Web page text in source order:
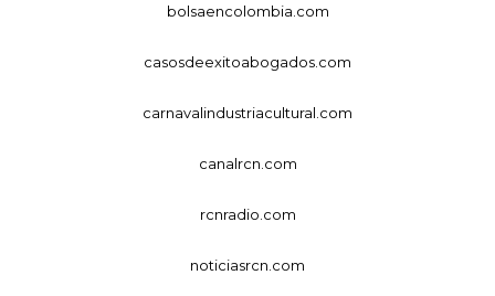
bolsaencolombia.com
casosdeexitoabogados.com
carnavalindustriacultural.com
canalrcn.com
rcnradio.com
noticiasrcn.com